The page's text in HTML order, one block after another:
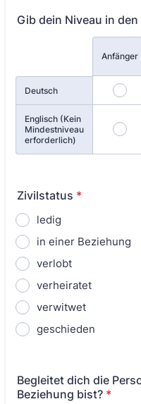
Gib dein Niveau in
Anfänger
Deutsch
Englisch (Kein
Mindestniveau
erforderlich)
Zivilstatus *
ledig
in einer Beziehung
verlobt
verheiratet
verwitwet
geschieden
Begleitet dich die
Beziehung bist? *